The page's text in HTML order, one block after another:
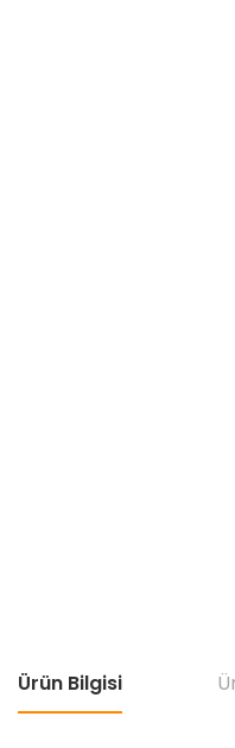
Ürün Bilgisi